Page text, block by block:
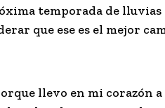
temporada de
que ese es el mejor
llevo en mi corazón